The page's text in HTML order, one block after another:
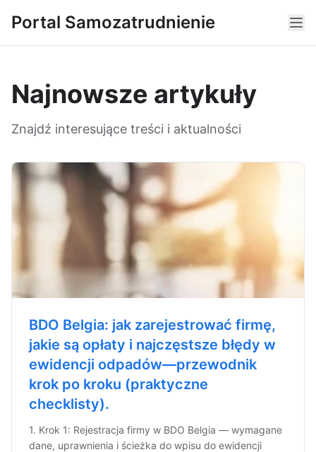
Portal Samozatrudnienie
Najnowsze artykuły
Znajdź interesujące treści i aktualności
BDO Belgia: jak zarejestrować firmę,
jakie są opłaty i najczęstsze błędy w
ewidencji odpadów—przewodnik
krok po kroku (praktyczne
checklisty).
1. Krok 1: Rejestracja firmy w BDO Belgia — wymagane
dane, uprawnienia i ścieżka do wpisu do ewidencji